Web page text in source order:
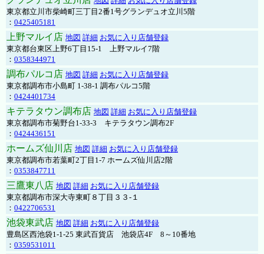
東京都立川市柴崎町三丁目2番1号グランデュオ立川5階
： 0425405181
上野マルイ店 地図 詳細 お気に入り店舗登録
東京都台東区上野6丁目15-1 上野マルイ7階
： 0358344971
調布パルコ店 地図 詳細 お気に入り店舗登録
東京都調布市小島町 1-38-1 調布パルコ5階
： 0424401734
キテラタウン調布店 地図 詳細 お気に入り店舗登録
東京都調布市菊野台1-33-3 キテラタウン調布2F
： 0424436151
ホームズ仙川店 地図 詳細 お気に入り店舗登録
東京都調布市若葉町2丁目1-7 ホームズ仙川店2階
： 0353847711
三鷹東八店 地図 詳細 お気に入り店舗登録
東京都調布市深大寺東町８丁目３３-１
： 0422706531
池袋東武店 地図 詳細 お気に入り店舗登録
豊島区西池袋1-1-25 東武百貨店 池袋店4F 8～10番地
： 0359531011